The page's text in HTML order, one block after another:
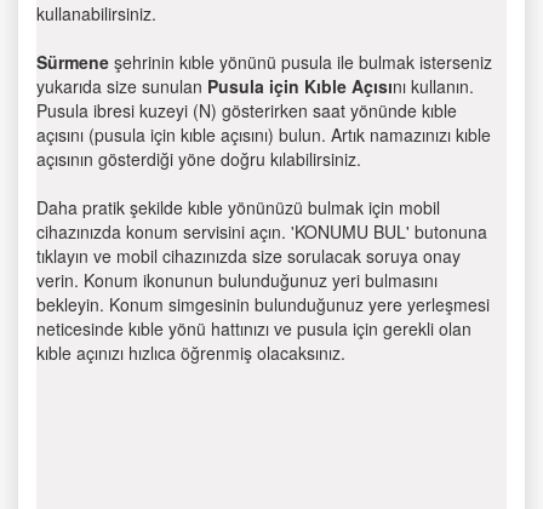
kullanabilirsiniz.
Sürmene şehrinin kıble yönünü pusula ile bulmak isterseniz
yukarıda size sunulan Pusula için Kıble Açısını kullanın.
Pusula ibresi kuzeyi (N) gösterirken saat yönünde kıble
açısını (pusula için kıble açısını) bulun. Artık namazınızı kıble
açısının gösterdiği yöne doğru kılabilirsiniz.
Daha pratik şekilde kıble yönünüzü bulmak için mobil
cihazınızda konum servisini açın. 'KONUMU BUL' butonuna
tıklayın ve mobil cihazınızda size sorulacak soruya onay
verin. Konum ikonunun bulunduğunuz yeri bulmasını
bekleyin. Konum simgesinin bulunduğunuz yere yerleşmesi
neticesinde kıble yönü hattınızı ve pusula için gerekli olan
kıble açınızı hızlıca öğrenmiş olacaksınız.